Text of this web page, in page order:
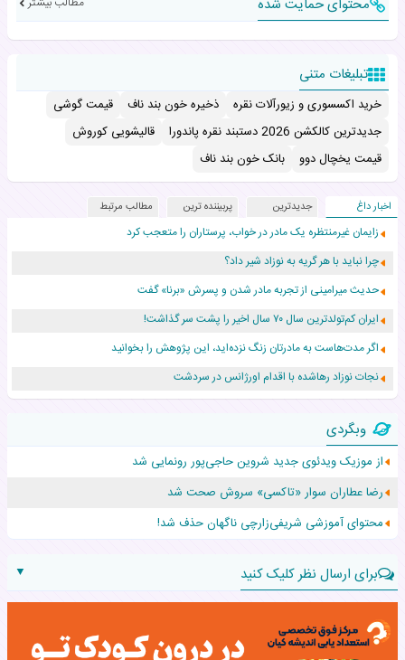
محتوای حمایت شده
تبلیغات متنی
خرید اکسسوری و زیورآلات نقره ذخیره خون بند ناف
قیمت گوشی
جدیدترین کالکشن 2026 دستبند نقره پاندورا
قالیشویی کوروش
قیمت یخچال دوو
بانک خون بند ناف
اخبار داغ جدیدترین پربیننده ترین مطالب مرتبط
زایمان غیرمنتظره یک مادر در خواب، پرستاران را متعجب کرد
چرا نباید با هر گریه به نوزاد شیر داد؟
حدیث میرامینی از تجربه مادر شدن و پسرش «برنا» گفت
ایران کم‌تولدترین سال ۷۰ سال اخیر را پشت سر گذاشت!
اگر مدت‌هاست به مادرتان زنگ نزده‌اید، این پژوهش را بخوانید
نجات نوزاد رهاشده با اقدام اورژانس در سردشت
زن ۲۴ ساله پس از درمان سرطان رحم، مادر شد
افزایش قد این دختر، چند میلیون دلار برای پدرش خرج داشته
حرکت غیرقانونی یک پرستار، جان دوقلوها را نجات داد!
وبگردی
از موزیک ویدئوی جدید شروین حاجی‌پور رونمایی شد
رضا عطاران سوار «تاکسی» سروش صحت شد
محتوای آموزشی شریفی‌زارچی ناگهان حذف شد!
برای ارسال نظر کلیک کنید
▼
نام: